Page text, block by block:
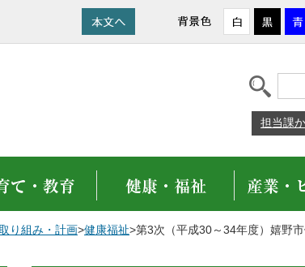
担当課
り組み・計画>健康福祉>第3次（平成30～34年度）嬉野